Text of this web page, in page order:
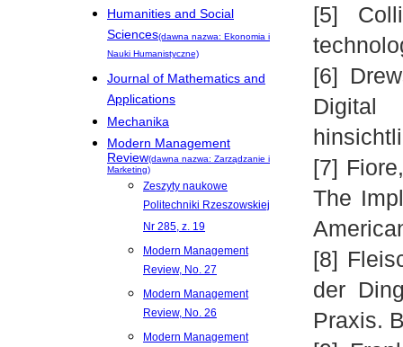
Humanities and Social
Sciences(dawna nazwa: Ekonomia i
Nauki Humanistyczne)
Journal of Mathematics and
Applications
Mechanika
Modern Management
Review(dawna nazwa: Zarządzanie i
Marketing)
Zeszyty naukowe
Politechniki Rzeszowskiej
Nr 285, z. 19
Modern Management
Review, No. 27
Modern Management
Review, No. 26
Modern Management
[5]
[6]
Digital
[7]
The
[8]
der
Praxis.